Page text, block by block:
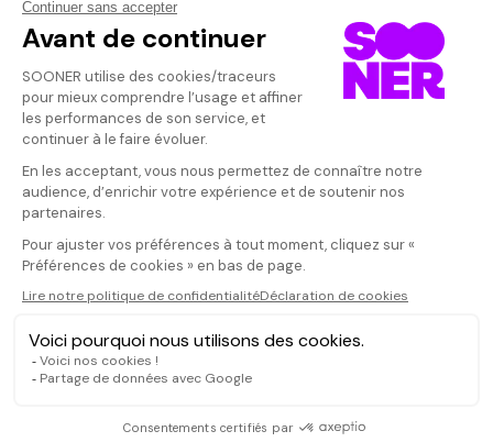
Vos avis
Donnez votre avis
Votre note
Votre commentaire
Il faut vous connecter pour
publier un avis
CONNEXION
Emmanuel
amoureux.